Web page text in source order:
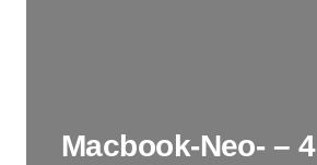
Macbook-Neo- – 4